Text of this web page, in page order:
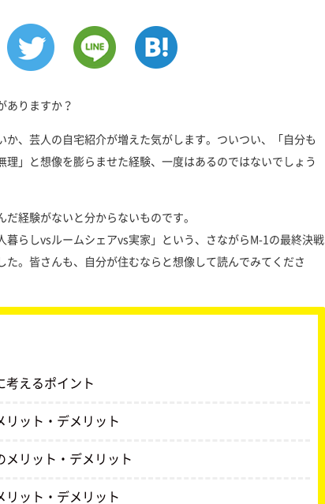
ありますか？
か、芸人の自宅紹介が増えた気がします。ついつい、「自分も
理」と想像を膨らませた経験、一度はあるのではないでしょう
経験がないと分からないものです。
暮らしvsルームシェアvs実家」という、さながらM-1の最終決戦
た。皆さんも、自分が住むならと想像して読んでみてくださ
考えるポイント
リット・デメリット
メリット・デメリット
リット・デメリット